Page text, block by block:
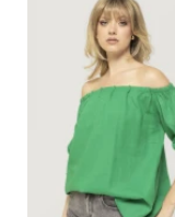
149,99 lei.